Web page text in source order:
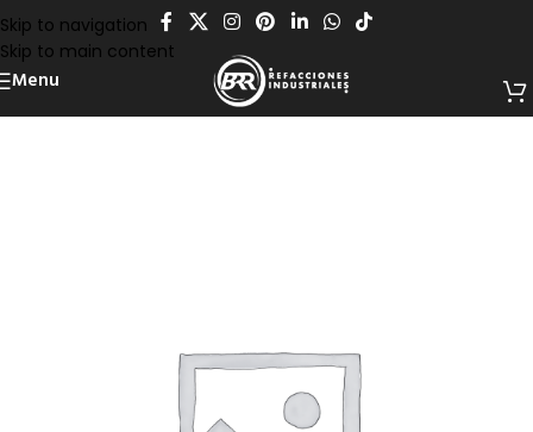
Skip to navigation
Skip to main content
Menu